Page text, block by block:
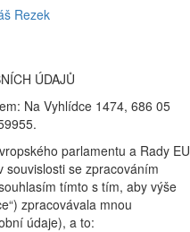
Rezek
ÚDAJŮ
Na Vyhlídce 1474, 686 05
parlamentu a Rady EU
souvislosti se zpracováním
tímto s tím, aby výše
zpracovávala mnou
údaje), a to: